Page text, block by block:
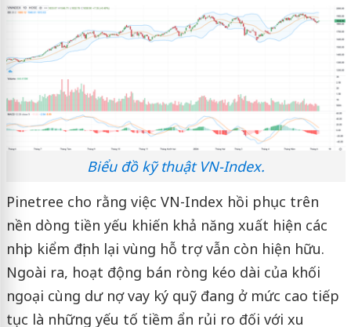
Biểu đồ kỹ thuật VN-Index.
Pinetree cho rằng việc VN-Index hồi phục trên
nền dòng tiền yếu khiến khả năng xuất hiện các
nhịp kiểm định lại vùng hỗ trợ vẫn còn hiện hữu.
Ngoài ra, hoạt động bán ròng kéo dài của khối
ngoại cùng dư nợ vay ký quỹ đang ở mức cao tiếp
tục là những yếu tố tiềm ẩn rủi ro đối với xu